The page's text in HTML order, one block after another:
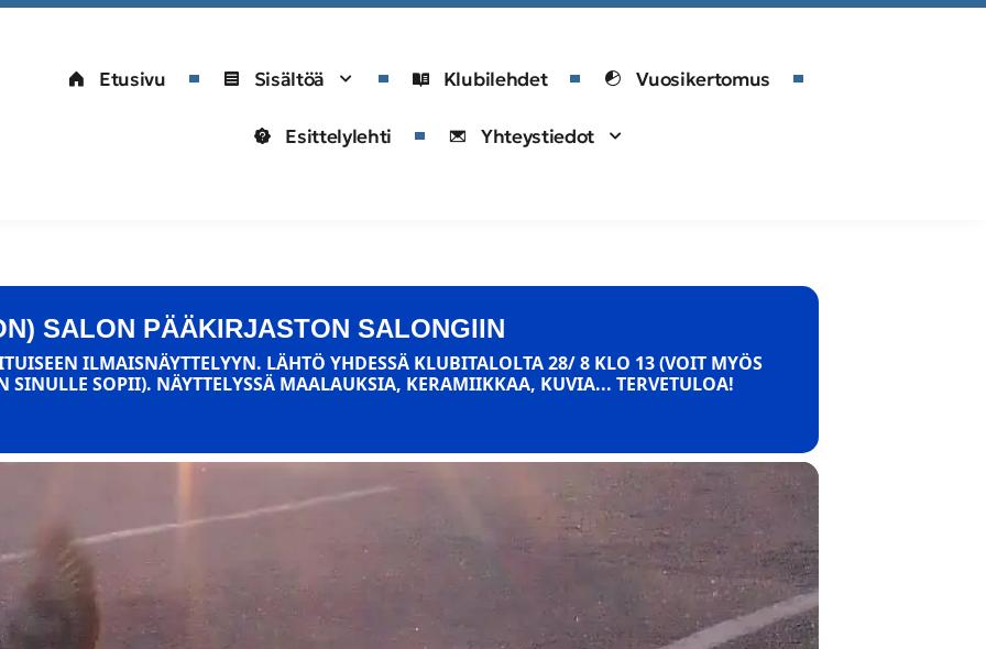
Etusivu Sisältöä Klubilehdet Vuosikertomus
Esittelylehti Yhteystiedot
SALON PÄÄKIRJASTON SALONGIIN
ILMAISNÄYTTELYYN. LÄHTÖ YHDESSÄ KLUBITALOLTA 28/ 8 KLO 13 (VOIT MYÖS
SOPII). NÄYTTELYSSÄ MAALAUKSIA, KERAMIIKKAA, KUVIA... TERVETULOA!